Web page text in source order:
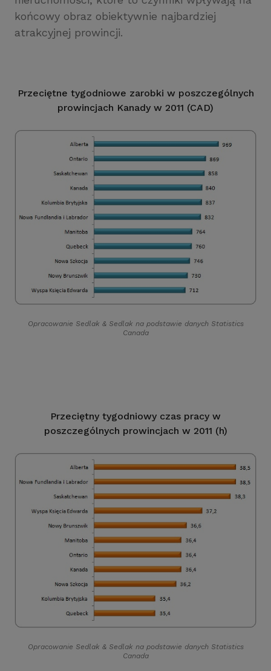
końcowy obraz obiektywnie najbardziej
atrakcyjnej prowincji.
Przeciętne tygodniowe zarobki w poszczególnych
prowincjach Kanady w 2011 (CAD)
Opracowanie Sedlak &Sedlak na podstawie danych Statistics
Canada
Przeciętny tygodniowy czas pracy w
poszczególnych prowincjach w 2011 (h)
Opracowanie Sedlak &Sedlak na podstawie danych Statistics
Canada